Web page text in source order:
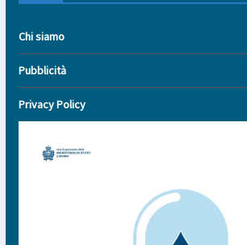
Chi siamo
Pubblicità
Privacy Policy